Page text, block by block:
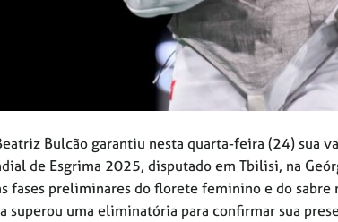
Bulcão garantiu nesta quarta-feira (24) sua
de Esgrima 2025, disputado em Tbilisi, na
fases preliminares do florete feminino e do
superou uma eliminatória para confirmar sua